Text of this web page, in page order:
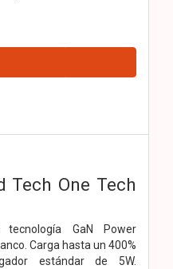
Tech One Tech
tecnología GaN Power
Carga hasta un 400%
estándar de 5W.